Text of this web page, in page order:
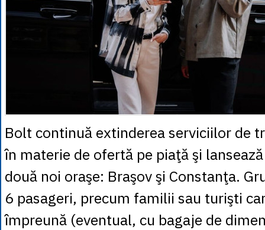
Bolt continuă extinderea serviciilor de
în materie de ofertă pe piaţă şi
două noi oraşe: Braşov şi Constanţa.
6 pasageri, precum familii sau turişti
împreună (eventual, cu bagaje de